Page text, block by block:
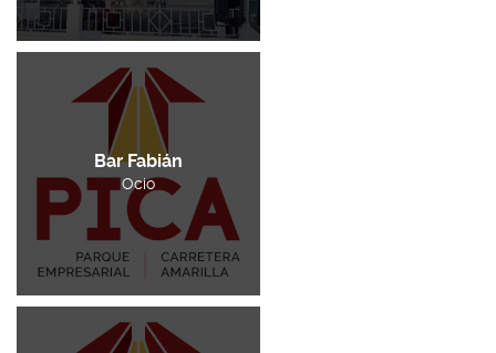
Bar Fabián
Ocio